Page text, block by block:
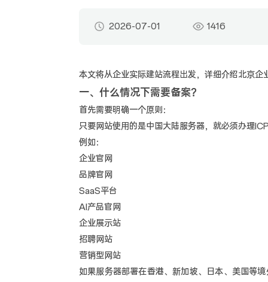
2026-07-01 1416
本文将从企业实际建站流程出发，详细介绍北京
一、什么情况下需要备案？
首先需要明确一个原则：
只要网站使用的是中国大陆服务器，就必须办理
例如：
企业官网
品牌官网
SaaS平台
AI产品官网
企业展示站
招聘网站
营销型网站
如果服务器部署在香港、新加坡、日本、美国等